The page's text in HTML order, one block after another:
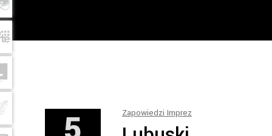
Zapowiedzi Imprez